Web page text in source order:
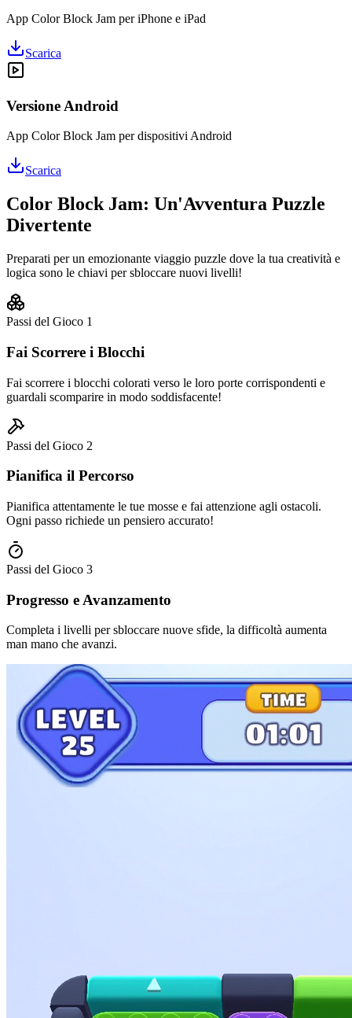
App Color Block Jam per iPhone e iPad
Scarica
Versione Android
App Color Block Jam per dispositivi Android
Scarica
Color Block Jam: Un'Avventura Puzzle
Divertente
Preparati per un emozionante viaggio puzzle dove la tua creatività e
logica sono le chiavi per sbloccare nuovi livelli!
Passi del Gioco 1
Fai Scorrere i Blocchi
Fai scorrere i blocchi colorati verso le loro porte corrispondenti e
guardali scomparire in modo soddisfacente!
Passi del Gioco 2
Pianifica il Percorso
Pianifica attentamente le tue mosse e fai attenzione agli ostacoli.
Ogni passo richiede un pensiero accurato!
Passi del Gioco 3
Progresso e Avanzamento
Completa i livelli per sbloccare nuove sfide, la difficoltà aumenta
man mano che avanzi.